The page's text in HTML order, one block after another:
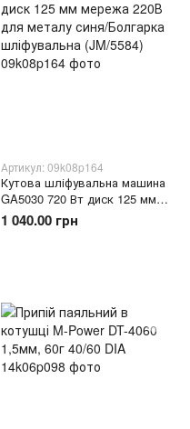
Артикул: 09k08p164
Кутова шліфувальна машина
GA5030 720 Вт диск 125 мм
мережа 220В для металу синя/
Болгарка шліфувальна
1 040.00 грн